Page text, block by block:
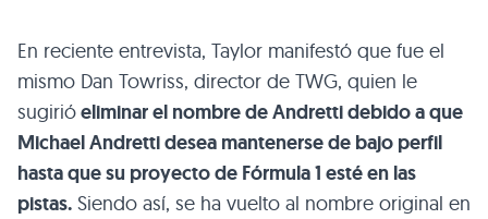
En reciente entrevista, Taylor manifestó que fue el
mismo Dan Towriss, director de TWG, quien le
sugirióeliminar el nombre de Andretti debido a que
Michael Andretti desea mantenerse de bajo perfil
hasta que su proyecto de Fórmula 1 esté en las
pistas. Siendo así, se ha vuelto al nombre original en